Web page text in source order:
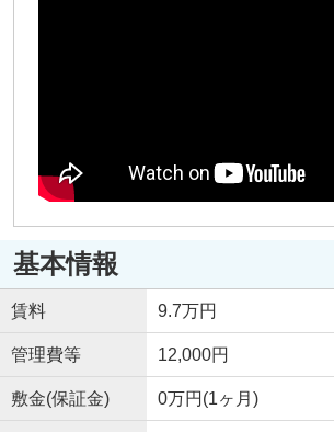
基本情報
賃料 9.7万円
管理費等 12,000円
敷金(保証金) 0万円(1ヶ月)